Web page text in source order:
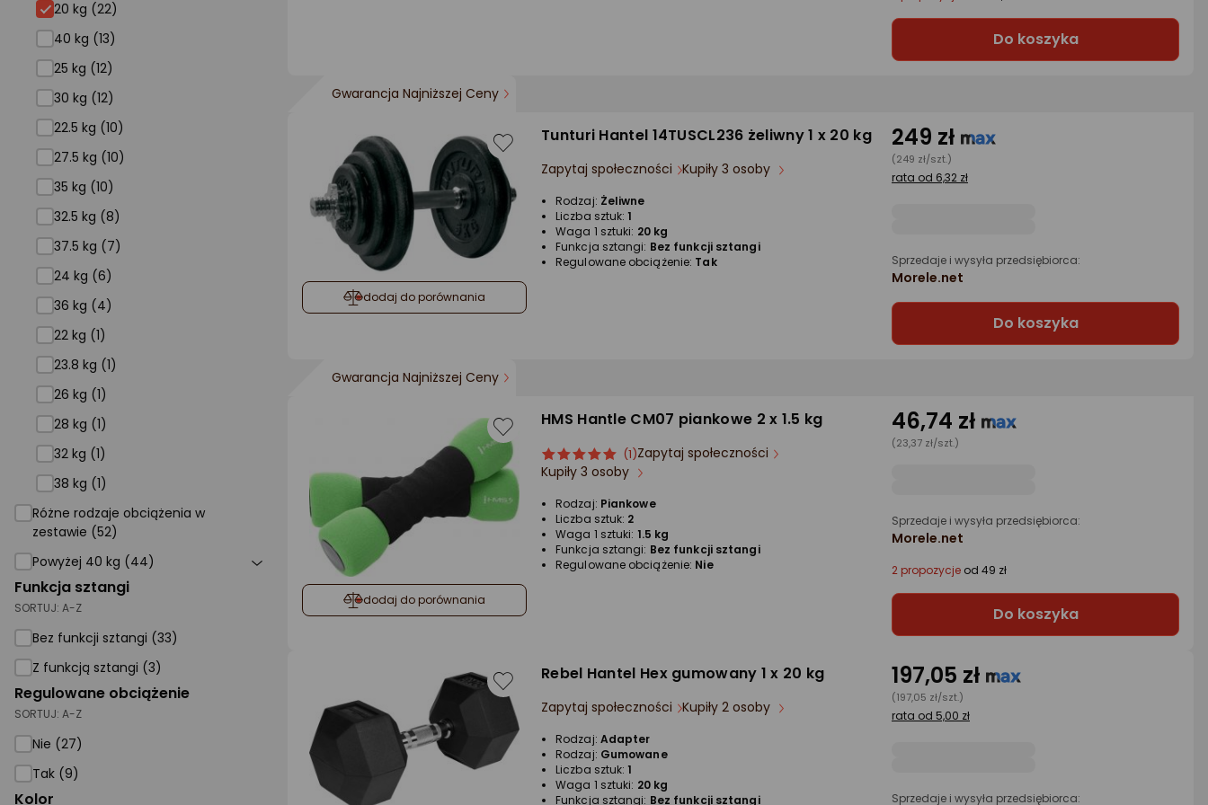
20 kg (22)
40 kg (13)
25 kg (12)
30 kg (12)
22.5 kg (10)
27.5 kg (10)
35 kg (10)
32.5 kg (8)
37.5 kg (7)
24 kg (6)
36 kg (4)
22 kg (1)
23.8 kg (1)
26 kg (1)
28 kg (1)
32 kg (1)
38 kg (1)
Różne rodzaje obciążenia w
zestawie (52)
Powyżej 40 kg (44)
Funkcja sztangi
SORTUJ: A-Z
Bez funkcji sztangi (33)
Z funkcją sztangi (3)
Regulowane obciążenie
SORTUJ: A-Z
Nie (27)
Tak (9)
Kolor
Do koszyka
Gwarancja Najniższej Ceny
dodaj do porównania
Tunturi ‎‎Hantel 14TUSCL236 żeliwny 1 x 20 kg
Zapytaj społeczności Kupiły 3 osoby
Rodzaj: Żeliwne
Liczba sztuk: 1
Waga 1 sztuki: 20 kg
Funkcja sztangi: Bez funkcji sztangi
Regulowane obciążenie: Tak
249 zł
(249 zł/szt.)
rata od 6,32 zł
Sprzedaje i wysyła przedsiębiorca:
Morele.net
Do koszyka
Gwarancja Najniższej Ceny
dodaj do porównania
HMS ‎Hantle CM07 piankowe 2 x 1.5 kg
ocena
produktu
gwiazdki
Ocena
produktu
(1)Zapytaj społeczności
Kupiły 3 osoby
Rodzaj: Piankowe
Liczba sztuk: 2
Waga 1 sztuki: 1.5 kg
Funkcja sztangi: Bez funkcji sztangi
Regulowane obciążenie: Nie
46,74 zł
(23,37 zł/szt.)
Sprzedaje i wysyła przedsiębiorca:
Morele.net
2 propozycje od 49 zł
Do koszyka
Rebel ‎Hantel Hex gumowany 1 x 20 kg
Zapytaj społeczności Kupiły 2 osoby
Rodzaj: Adapter
Rodzaj: Gumowane
Liczba sztuk: 1
Waga 1 sztuki: 20 kg
Funkcja sztangi: Bez funkcji sztangi
197,05 zł
(197,05 zł/szt.)
rata od 5,00 zł
Sprzedaje i wysyła przedsiębiorca: